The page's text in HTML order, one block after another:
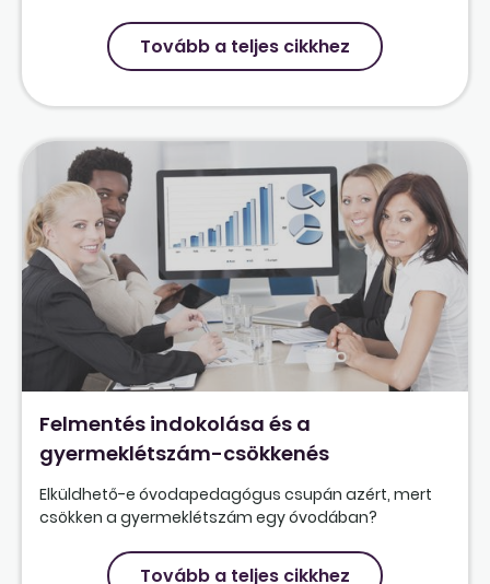
Tovább a teljes cikkhez
Felmentés indokolása és a
gyermeklétszám-csökkenés
Elküldhető-e óvodapedagógus csupán azért, mert
csökken a gyermeklétszám egy óvodában?
Tovább a teljes cikkhez